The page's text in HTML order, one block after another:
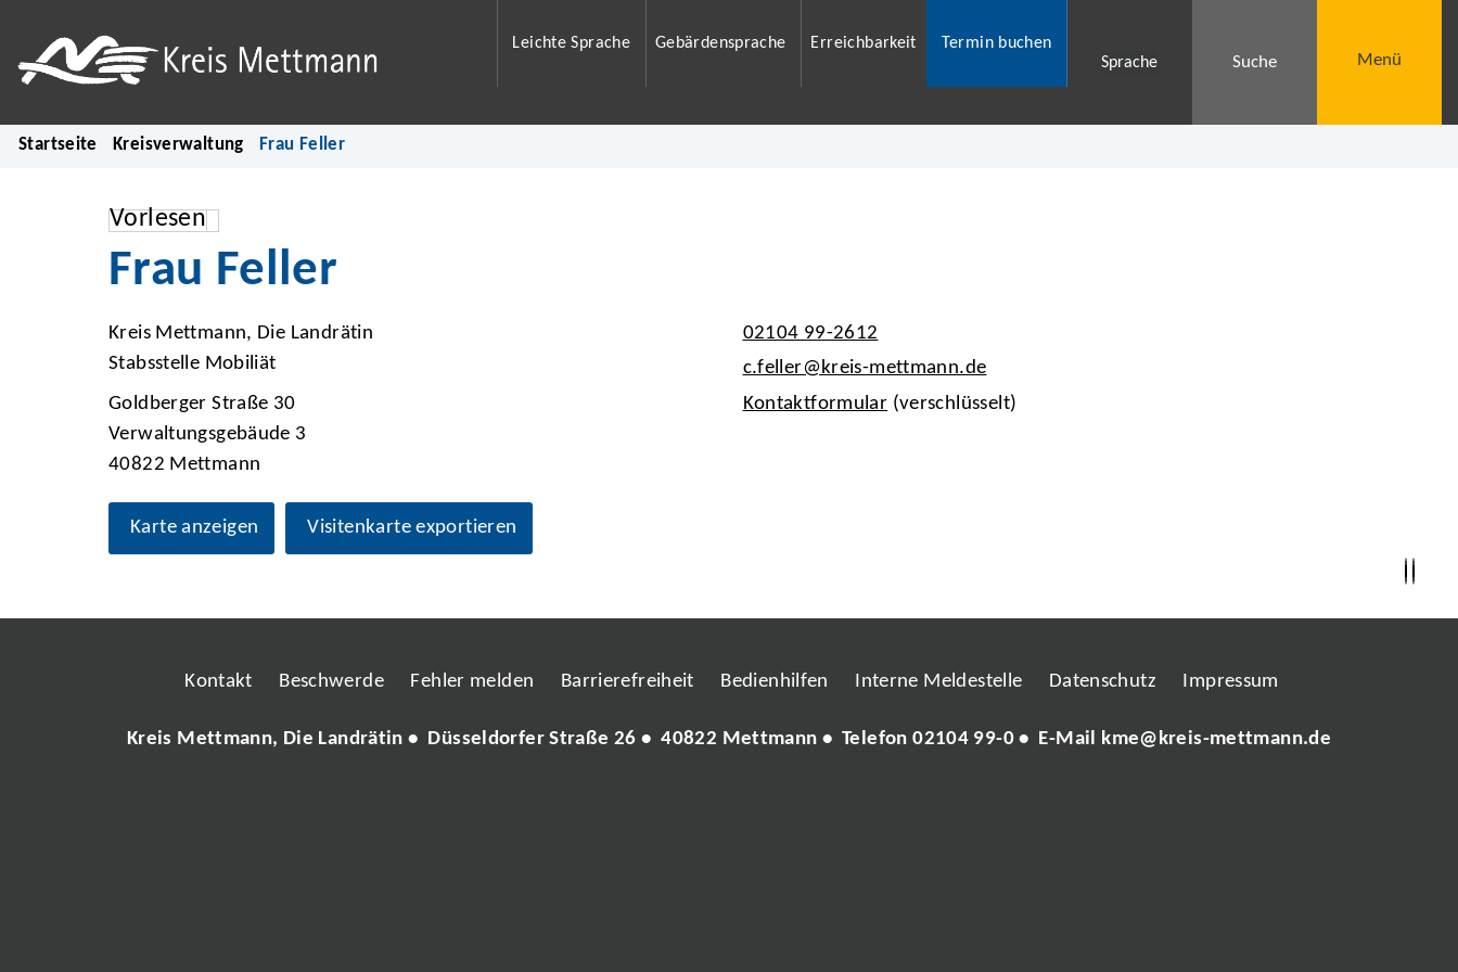
Leichte Sprache Gebärdensprache Erreichbarkeit
Termin buchen
Sprache
Suche Menü
Startseite Kreisverwaltung Frau Feller
Vorlesen
Frau Feller
Kreis Mettmann, Die Landrätin
Stabsstelle Mobiliät
Goldberger Straße 30
Verwaltungsgebäude 3
40822 Mettmann
02104 99-2612
c.feller@kreis-mettmann.de
Kontaktformular (verschlüsselt)
Karte anzeigen Visitenkarte exportieren
Kontakt Beschwerde Fehler melden Barrierefreiheit Bedienhilfen Interne Meldestelle Datenschutz Impressum
Kreis Mettmann, Die Landrätin • Düsseldorfer Straße 26 • 40822 Mettmann • Telefon02104 99-0• E-Mail kme@kreis-mettmann.de